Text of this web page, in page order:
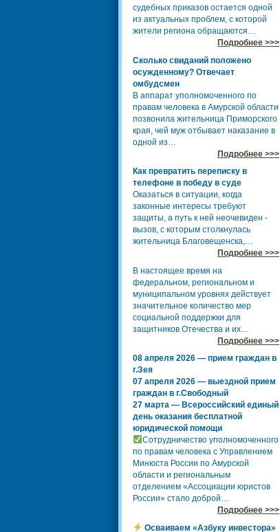
судебных приказов остается одной
из актуальных проблем, с которой
жители региона обращаются…
Подробнее >>>
Сколько свиданий положено
осужденному? Отвечает
омбудсмен
В аппарат уполномоченного по
правам человека в Амурской области
позвонила жительница Приморского
края, чей муж отбывает наказание в
одной из…
Подробнее >>>
Как превратить переписку в
телефоне в победу в суде
Оказаться в ситуации, когда
законные интересы требуют
защиты, а путь к ней неочевиден -
вызов, с которым столкнулась
жительница Благовещенска,…
Подробнее >>>
В настоящее время на
федеральном, региональном и
муниципальном уровнях действует
значительное количество мер
социальной поддержки для
защитников Отечества и их…
Подробнее >>>
08 апреля 2026 — прием граждан в
г.Зея
07 апреля 2026 — выездной прием
граждан в г.Свободный
27 марта — Всероссийский единый
день оказания бесплатной
юридической помощи
Сотрудничество уполномоченного
по правам человека с Управлением
Минюста России по Амурской
области и региональным
отделением «Ассоциации юристов
России» стало доброй…
Подробнее >>>
Осваиваем «Азбуку инвестора»